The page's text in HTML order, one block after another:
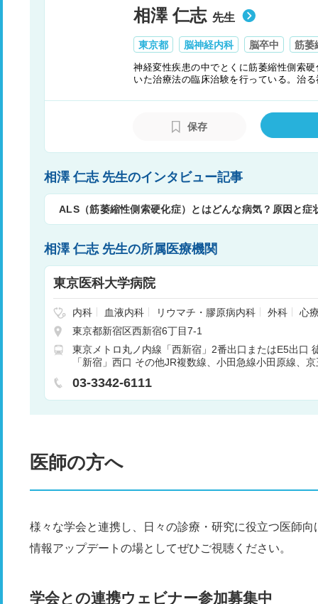
相澤 仁志 先生
東京都 脳神経内科 脳卒中 筋萎
神経変性疾患の中でとくに筋萎縮性側索
いた治療法の臨床治験を行っている。治
る神経内科医、研究する神経内科医の育成
保存
相澤 仁志 先生のインタビュー記事
ALS（筋萎縮性側索硬化症）とはどんな病気？原因と症
相澤 仁志 先生の所属医療機関
東京医科大学病院
内科 血液内科 リウマチ・膠原病内科 外科
心
脳神経外科
呼吸器内科 呼吸器外科
内科
心臓血管外科 小児科
泌尿器科
産婦人科 眼科 耳鼻咽喉科
リハビ
射線科
矯正歯科 歯科口腔外科 麻酔科
乳腺外
尿病内科
代謝内科
東京都新宿区西新宿6丁目7-1
東京メトロ丸ノ内線「西新宿」2番出口またはE5出口
「新宿」西口 その他JR複数線、小田急線小田原線、
03-3342-6111
医師の方へ
様々な学会と連携し、日々の診療・研究に役立つ医師
情報アップデートの場としてぜひご視聴ください。
学会との連携ウェビナー参加募集中